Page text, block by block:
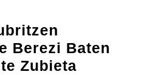
Berezi Baten
Zubieta